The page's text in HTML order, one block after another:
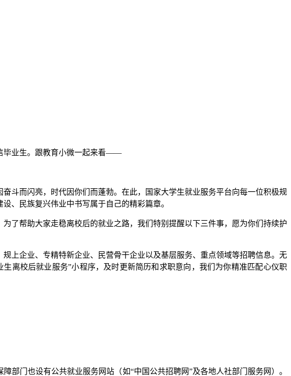
毕业生。跟教育小微一起来看——
而闪亮，时代因你们而蓬勃。在此，国家大学生就业服务平台向每一位积极规
、民族复兴伟业中书写属于自己的精彩篇章。
帮助大家走稳离校后的就业之路，我们特别提醒以下三件事，愿为你们持续护
上企业、专精特新企业、民营骨干企业以及基层服务、重点领域等招聘信息。无
离校后就业服务”小程序，及时更新简历和求职意向，我们为你精准匹配心仪职
部门也设有公共就业服务网站（如“中国公共招聘网”及各地人社部门服务网）。